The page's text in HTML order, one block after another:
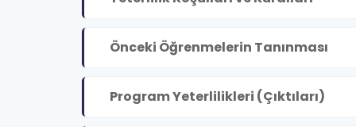
Önceki Öğrenmelerin Tanınması
Program Yeterlilikleri (Çıktıları)